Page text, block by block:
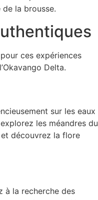
la brousse.
ces expériences
Delta.
sur les eaux
les méandres du
et découvrez la flore
à la recherche des